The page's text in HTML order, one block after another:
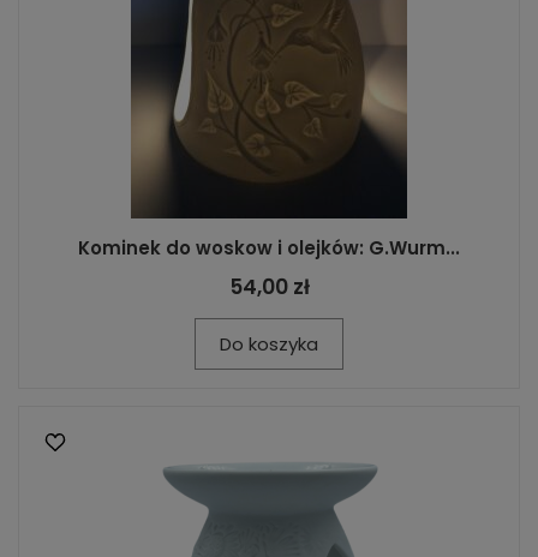
Kominek do woskow i olejków: G.Wurm...
54,00 zł
Do koszyka